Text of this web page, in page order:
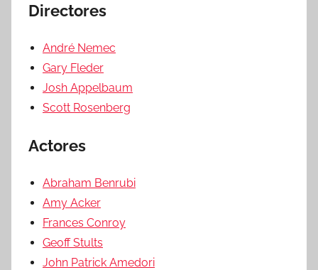
Directores
André Nemec
Gary Fleder
Josh Appelbaum
Scott Rosenberg
Actores
Abraham Benrubi
Amy Acker
Frances Conroy
Geoff Stults
John Patrick Amedori